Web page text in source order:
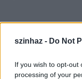
szinhaz - Do Not
If you wish to opt-out
processing of your